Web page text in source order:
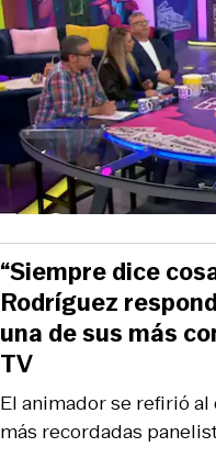
El animador se refirió
más recordadas
“Siempre dice
Rodríguez
una de sus más
TV